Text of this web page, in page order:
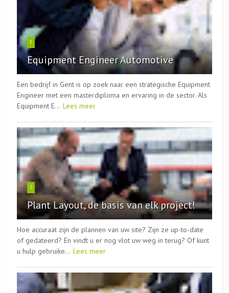
1
Equipment Engineer Automotive
Een bedrijf in Gent is op zoek naar een strategische Equipment
Engineer met een masterdiploma en ervaring in de sector. Als
Equipment E... Lees meer
2
Plant Layout, de basis van elk project!
Hoe accuraat zijn de plannen van uw site? Zijn ze up-to-date
of gedateerd? En vindt u er nog vlot uw weg in terug? Of kunt
u hulp gebruike... Lees meer